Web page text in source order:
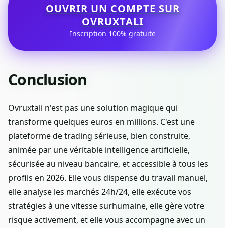
OUVRIR UN COMPTE SUR
OVRUXTALI
Inscription 100% gratuite
Conclusion
Ovruxtali n'est pas une solution magique qui
transforme quelques euros en millions. C'est une
plateforme de trading sérieuse, bien construite,
animée par une véritable intelligence artificielle,
sécurisée au niveau bancaire, et accessible à tous les
profils en 2026. Elle vous dispense du travail manuel,
elle analyse les marchés 24h/24, elle exécute vos
stratégies à une vitesse surhumaine, elle gère votre
risque activement, et elle vous accompagne avec un